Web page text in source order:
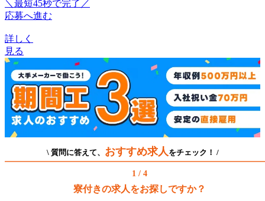
＼最短45秒で完了／
応募へ進む
詳しく
見る
\ 質問に答えて、 おすすめ求人 をチェック！ /
1 / 4
寮付きの求人をお探しですか？